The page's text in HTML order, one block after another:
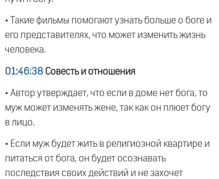
• Такие фильмы помогают узнать больше о боге и
его представителях, что может изменить жизнь
человека.
01:46:38 Совесть и отношения
• Автор утверждает, что если в доме нет бога, то
муж может изменять жене, так как он плюет богу
в лицо.
• Если муж будет жить в религиозной квартире и
питаться от бога, он будет осознавать
последствия своих действий и не захочет